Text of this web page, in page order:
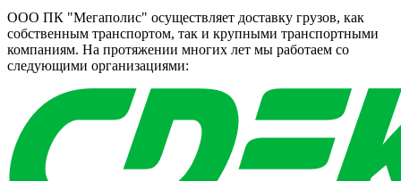
ООО ПК "Мегаполис" осуществляет доставку грузов, как
собственным транспортом, так и крупными транспортными
компаниям. На протяжении многих лет мы работаем со
следующими организациями: